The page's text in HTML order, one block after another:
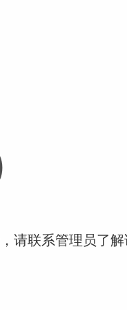
请联系管理员了